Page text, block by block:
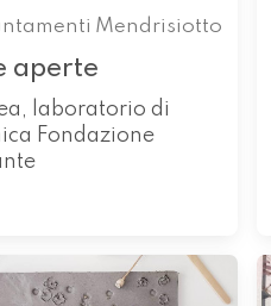
Mendrisiotto
aperte
laboratorio di
Fondazione